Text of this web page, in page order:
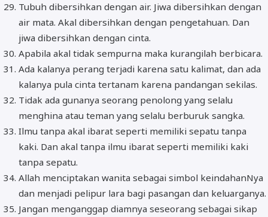
Tubuh dibersihkan dengan air. Jiwa dibersihkan dengan
air mata. Akal dibersihkan dengan pengetahuan. Dan
jiwa dibersihkan dengan cinta.
Apabila akal tidak sempurna maka kurangilah berbicara.
Ada kalanya perang terjadi karena satu kalimat, dan ada
kalanya pula cinta tertanam karena pandangan sekilas.
Tidak ada gunanya seorang penolong yang selalu
menghina atau teman yang selalu berburuk sangka.
Ilmu tanpa akal ibarat seperti memiliki sepatu tanpa
kaki. Dan akal tanpa ilmu ibarat seperti memiliki kaki
tanpa sepatu.
Allah menciptakan wanita sebagai simbol keindahanNya
dan menjadi pelipur lara bagi pasangan dan keluarganya.
Jangan menganggap diamnya seseorang sebagai sikap